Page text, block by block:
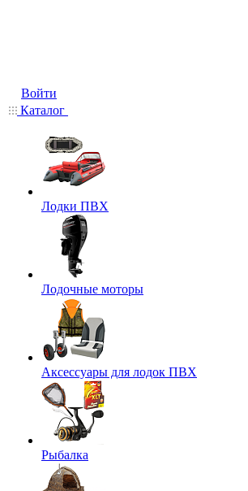
Войти
Каталог
Лодки ПВХ
Лодочные моторы
Аксессуары для лодок ПВХ
Рыбалка